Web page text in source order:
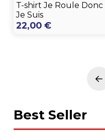
T-shirt Je Roule Donc
Je Suis
22,00 €
Best Seller